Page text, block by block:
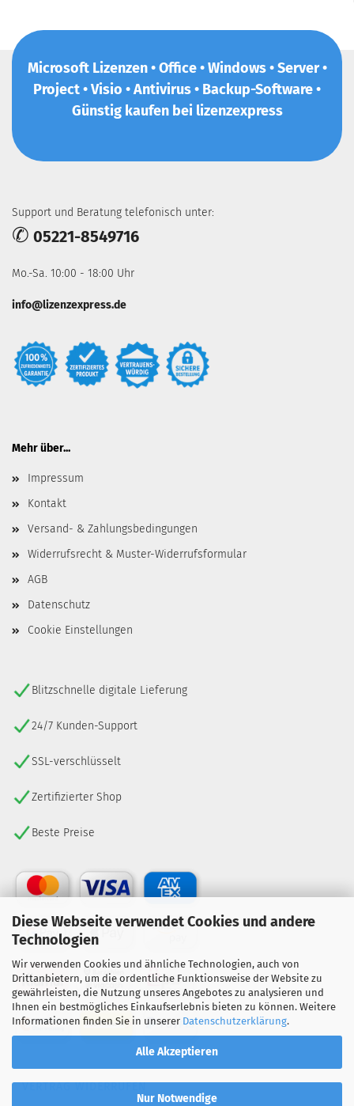
Diese Webseite verwendet Cookies und andere
Technologien
Wir verwenden Cookies und ähnliche Technologien, auch von
Drittanbietern, um die ordentliche Funktionsweise der Website zu
gewährleisten, die Nutzung unseres Angebotes zu analysieren und
Ihnen ein bestmögliches Einkaufserlebnis bieten zu können. Weitere
Informationen finden Sie in unserer Datenschutzerklärung.
Alle Akzeptieren
Nur Notwendige
Microsoft Lizenzen • Office • Windows • Server •
Project • Visio • Antivirus • Backup-Software •
Günstig kaufen bei lizenzexpress
Support und Beratung telefonisch unter:
✆ 05221-8549716
Mo.-Sa. 10:00 - 18:00 Uhr
info@lizenzexpress.de
Mehr über...
Impressum
Kontakt
Versand- & Zahlungsbedingungen
Widerrufsrecht & Muster-Widerrufsformular
AGB
Datenschutz
Cookie Einstellungen
Blitzschnelle digitale Lieferung
24/7 Kunden-Support
SSL-verschlüsselt
Zertifizierter Shop
Beste Preise
VERTRAG WIDERRUFEN